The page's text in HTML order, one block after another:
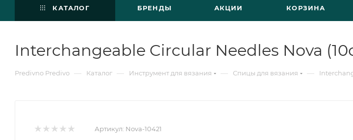
КАТАЛОГ БРЕНДЫ АКЦИИ КОРЗИНА
Interchangeable Circular Needles Nova
Predivno Predivo — Каталог — Инструмент для вязания — Спицы для вязания —
Артикул: Nova-10421